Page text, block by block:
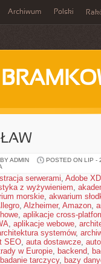
Archiwum Polski
ADMIN POSTED ON LIP -
serwerami, Adobe XD
z wyżywieniem,
morskie, akwarium
, Alzheimer, Amazon,
, aplikacje cross-
, aplikacje webowe,
systemów,
SEO, auta dostawcze,
w Europie, backend,
badanie tarczycy, bazy